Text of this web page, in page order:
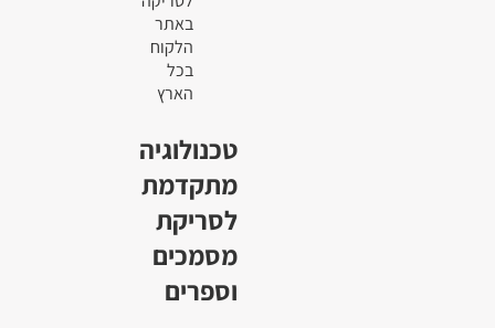
באתר
הלקוח
בכל
הארץ
טכנולוגיה
מתקדמת
לסריקת
מסמכים
וספרים